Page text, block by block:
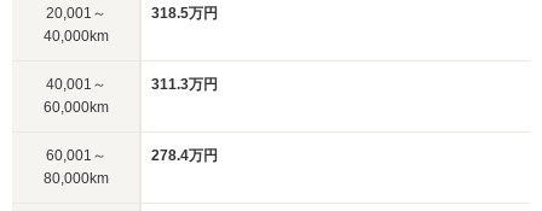
20,001～
40,000km
318.5万円
40,001～
60,000km
311.3万円
60,001～
80,000km
278.4万円